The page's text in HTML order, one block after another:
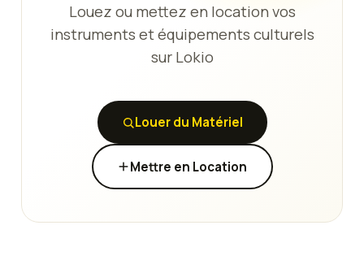
Louez ou mettez en location vos
instruments et équipements culturels
sur Lokio
Louer du Matériel
Mettre en Location